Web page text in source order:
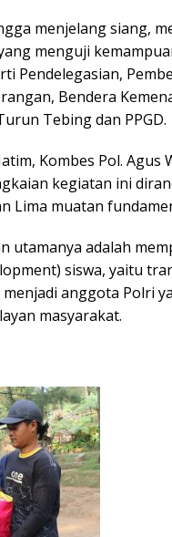
menjelang siang,
menguji
Pendelegasian,
Bendera
Tebing dan PPGD.
Kombes Pol. Agus
kegiatan ini
Lima muatan
utamanya adalah
siswa, yaitu
anggota Polri
masyarakat.